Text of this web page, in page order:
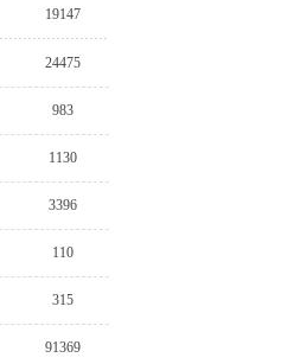
19147
24475
983
1130
3396
110
315
91369